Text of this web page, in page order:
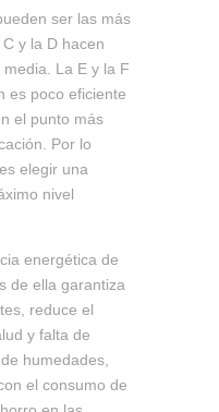
ser las más
y la D hacen
La E y la F
es poco eficiente
el punto más
Por lo
elegir una
nivel
energética de
de ella garantiza
reduce el
y falta de
humedades,
el consumo de